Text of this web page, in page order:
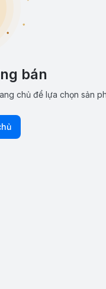
bán
chủ để lựa chọn sản